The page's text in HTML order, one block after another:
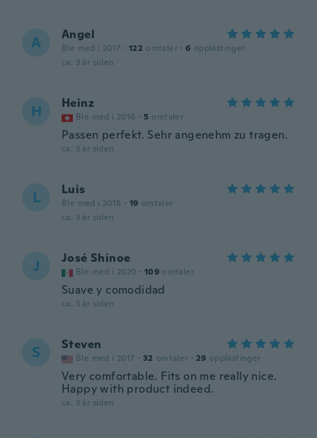
A Angel
Ble med i 2017 · 122 omtaler · 6 opplastinger
ca. 3 år siden
H Heinz
Ble med i 2016 · 5 omtaler
Passen perfekt. Sehr angenehm zu tragen.
ca. 3 år siden
L Luis
Ble med i 2018 · 19 omtaler
ca. 3 år siden
J José Shinoe
Ble med i 2020 · 109 omtaler
Suave y comodidad
ca. 3 år siden
S Steven
Ble med i 2017 · 32 omtaler · 29 opplastinger
Very comfortable. Fits on me really nice.
Happy with product indeed.
ca. 3 år siden